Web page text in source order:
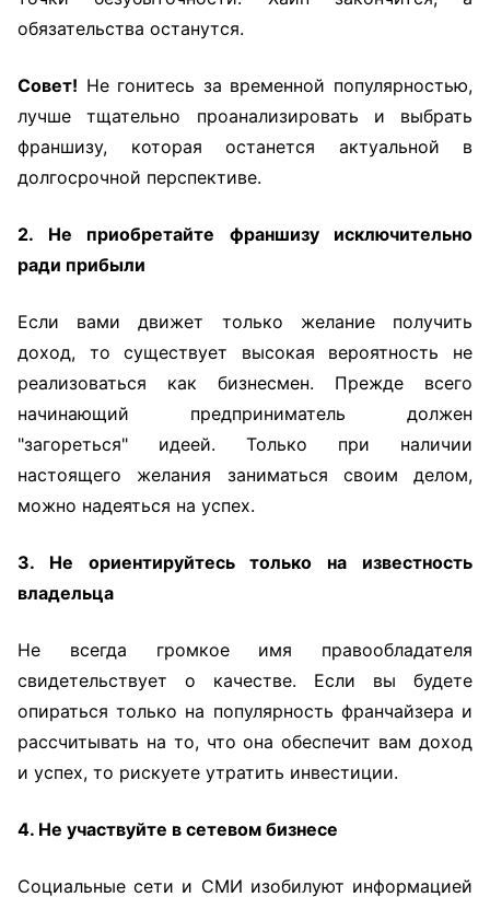
обязательства останутся.
Совет! Не гонитесь за временной популярностью,
лучше тщательно проанализировать и выбрать
франшизу, которая останется актуальной в
долгосрочной перспективе.
2. Не приобретайте франшизу исключительно
ради прибыли
Если вами движет только желание получить
доход, то существует высокая вероятность не
реализоваться как бизнесмен. Прежде всего
начинающий предприниматель должен
"загореться" идеей. Только при наличии
настоящего желания заниматься своим делом,
можно надеяться на успех.
3. Не ориентируйтесь только на известность
владельца
Не всегда громкое имя правообладателя
свидетельствует о качестве. Если вы будете
опираться только на популярность франчайзера и
рассчитывать на то, что она обеспечит вам доход
и успех, то рискуете утратить инвестиции.
4. Не участвуйте в сетевом бизнесе
Социальные сети и СМИ изобилуют информацией